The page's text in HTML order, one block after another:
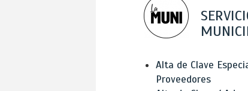
Alta de Clave
Proveedores